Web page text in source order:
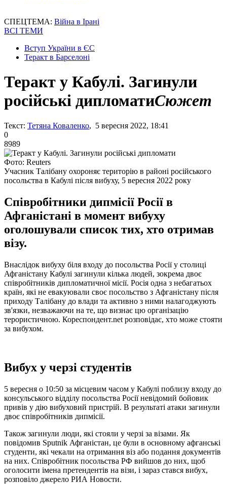
СПЕЦТЕМА: Війна в Ірані
ВСІ ТЕМИ
Вступ України в ЄС
Теракт в Барселоні
Теракт у Кабулі. Загинули
російські дипломатиСюжет
Текст: Тетяна Коваленко, 5 вересня 2022, 18:41
0
8989
Фото: Reuters
Учасник Талібану охороняє територію в районі російського
посольства в Кабулі після вибуху, 5 вересня 2022 року
Співробітники дипмісії Росії в
Афганістані в момент вибуху
оголошували список тих, хто отримав
візу.
Внаслідок вибуху біля входу до посольства Росії у столиці
Афганістану Кабулі загинули кілька людей, зокрема двоє
співробітників дипломатичної місії. Росія одна з небагатьох
країн, які не евакуювали своє посольство з Афганістану після
приходу Талібану до влади та активно з ними налагоджують
зв'язки, незважаючи на те, що визнає цю організацію
терористичною. Кореспондент.net розповідає, хто може стояти
за вибухом.
Вибух у черзі студентів
5 вересня о 10:50 за місцевим часом у Кабулі поблизу входу до
консульського відділу посольства Росії невідомий бойовик
привів у дію вибуховий пристрій. В результаті атаки загинули
двоє співробітників дипмісії.
Також загинули люди, які стояли у черзі за візами. Як
повідомив Sputnik Афганістан, це були в основному афганські
студенти, які чекали на отримання віз або подання документів
на них. Співробітник посольства РФ вийшов до них, щоб
оголосити імена претендентів на візи, і зараз стався вибух,
розповіло джерело РИА Новости.